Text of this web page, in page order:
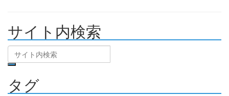
サイト内検索
タグ